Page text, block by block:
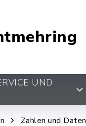
UND
Zahlen und Daten